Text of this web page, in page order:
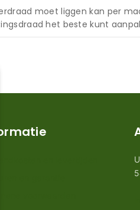
moet liggen kan per
het beste kunt
en garantie